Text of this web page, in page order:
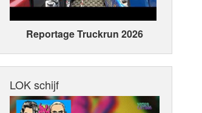
Reportage Truckrun 2026
LOK schijf